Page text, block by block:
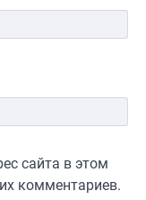
сайта в этом
комментариев.